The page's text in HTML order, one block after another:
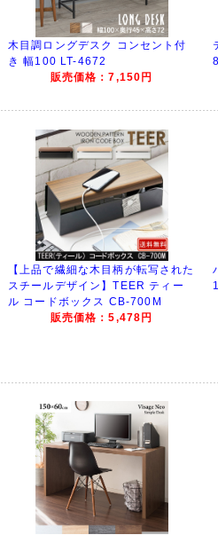
木目調ロングデスク コンセント付
き 幅100 LT-4672
販売価格：7,150円
【上品で繊細な木目柄が転写された
スチールデザイン】TEER ティー
ル コードボックス CB-700M
販売価格：5,478円